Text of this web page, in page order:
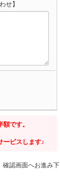
せ】
です。
ービスします♪
確認画面へお進み下